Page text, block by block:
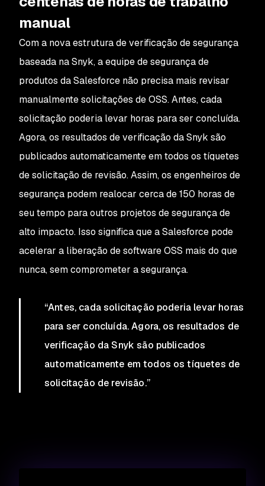
manual
Com a nova estrutura de verificação de segurança
baseada na Snyk, a equipe de segurança de
produtos da Salesforce não precisa mais revisar
manualmente solicitações de OSS. Antes, cada
solicitação poderia levar horas para ser concluída.
Agora, os resultados de verificação da Snyk são
publicados automaticamente em todos os tíquetes
de solicitação de revisão. Assim, os engenheiros de
segurança podem realocar cerca de 150 horas de
seu tempo para outros projetos de segurança de
alto impacto. Isso significa que a Salesforce pode
acelerar a liberação de software OSS mais do que
nunca, sem comprometer a segurança.
“Antes, cada solicitação poderia levar horas
para ser concluída. Agora, os resultados de
verificação da Snyk são publicados
automaticamente em todos os tíquetes de
solicitação de revisão.”